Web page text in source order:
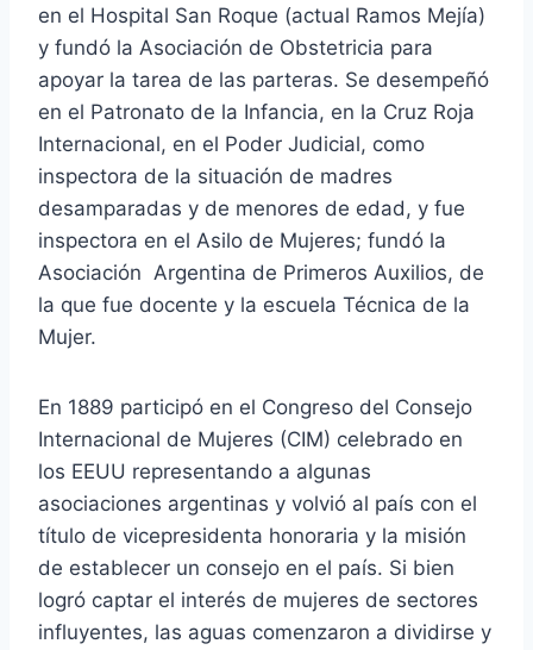
en el Hospital San Roque (actual Ramos Mejía)
y fundó la Asociación de Obstetricia para
apoyar la tarea de las parteras. Se desempeñó
en el Patronato de la Infancia, en la Cruz Roja
Internacional, en el Poder Judicial, como
inspectora de la situación de madres
desamparadas y de menores de edad, y fue
inspectora en el Asilo de Mujeres; fundó la
Asociación Argentina de Primeros Auxilios, de
la que fue docente y la escuela Técnica de la
Mujer.
En 1889 participó en el Congreso del Consejo
Internacional de Mujeres (CIM) celebrado en
los EEUU representando a algunas
asociaciones argentinas y volvió al país con el
título de vicepresidenta honoraria y la misión
de establecer un consejo en el país. Si bien
logró captar el interés de mujeres de sectores
influyentes, las aguas comenzaron a dividirse y